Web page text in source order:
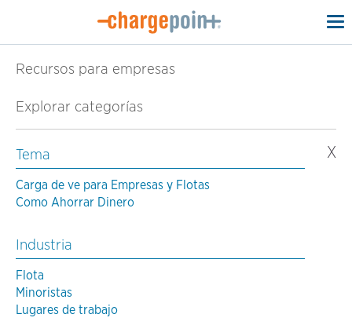
Recursos para empresas
Explorar categorías
X
Tema
Carga de ve para Empresas y Flotas
Como Ahorrar Dinero
Industria
Flota
Minoristas
Lugares de trabajo